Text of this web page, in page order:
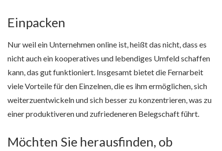
Einpacken
Nur weil ein Unternehmen online ist, heißt das nicht, dass es
nicht auch ein kooperatives und lebendiges Umfeld schaffen
kann, das gut funktioniert. Insgesamt bietet die Fernarbeit
viele Vorteile für den Einzelnen, die es ihm ermöglichen, sich
weiterzuentwickeln und sich besser zu konzentrieren, was zu
einer produktiveren und zufriedeneren Belegschaft führt.
Möchten Sie herausfinden, ob